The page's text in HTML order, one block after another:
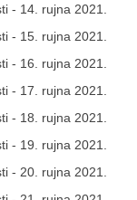
- 14. rujna 2021.
- 15. rujna 2021.
- 16. rujna 2021.
- 17. rujna 2021.
- 18. rujna 2021.
- 19. rujna 2021.
- 20. rujna 2021.